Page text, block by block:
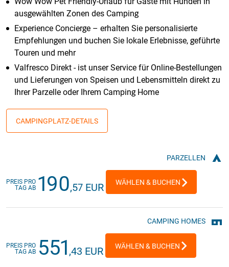
ausgewählten Zonen des Camping
Experience Concierge – erhalten Sie personalisierte
Empfehlungen und buchen Sie lokale Erlebnisse, geführte
Touren und mehr
Valfresco Direkt - ist unser Service für Online-Bestellungen
und Lieferungen von Speisen und Lebensmitteln direkt zu
Ihrer Parzelle oder Ihrem Camping Home
CAMPINGPLATZ-DETAILS
PARZELLEN
PREIS PRO
TAG AB 190,57 EUR WÄHLEN & BUCHEN
CAMPING HOMES
PREIS PRO
TAG AB 551 ,43 EUR WÄHLEN & BUCHEN